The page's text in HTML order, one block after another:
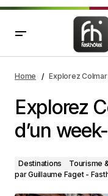
Home Explorez
Explorez
d’un
Destinations
Tourisme
parGuillaume Faget -